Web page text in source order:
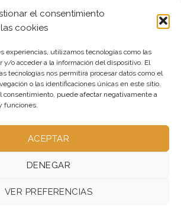
el consentimiento
cookies
experiencias, utilizamos tecnologías como las
y/o acceder a la información del dispositivo. El
tecnologías nos permitirá procesar datos como el
o las identificaciones únicas en este sitio.
consentimiento, puede afectar negativamente a
funciones.
ACEPTAR
DENEGAR
VER PREFERENCIAS